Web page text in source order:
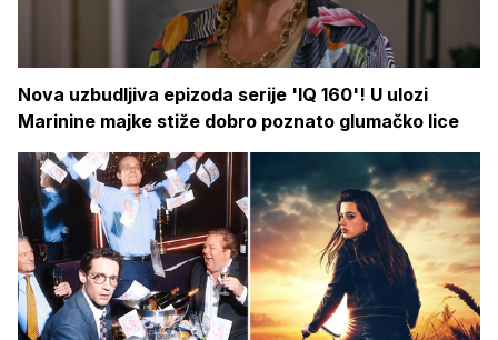
Nova uzbudljiva epizoda serije 'IQ 160'! U ulozi
Marinine majke stiže dobro poznato glumačko lice